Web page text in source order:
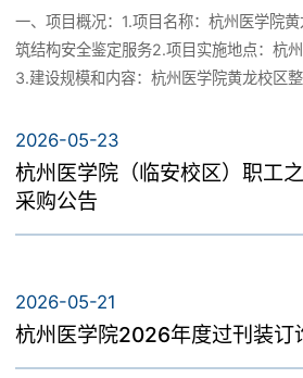
（二）牢固树立“创新服务”理念。将“求真
写入学校章程，制定《关于开展传承“创新
案》，强化创新服务意识。设立校院协同
浙江专项资助项目尽早结题。制定《社会
行）》，充分发挥各平台服务区域生物医
动物中心实现为全省200多家企事业单位
务效能。（三）严格落实“第一议题”学习
实“第一议题”学习制度的实施细则》，确保
不少于2次，并监督指导各级党组织贯彻
时间（2026年7月7日中午12点前）按下
扫描提交（邮件主题：杭州医学院临安二
观绿化工程项目+单位名称）至邮箱：
授权委托书、身份证复印件、联系方式及
明；（二）述标方式：现场PPT汇报+提
时间、地点另行通知。五、公告发布媒介
（https://www.hmc.edu.cn/xxgg/gsgg/
一、项目概况：1.项目名称：杭州医学院
筑结构安全鉴定服务2.项目实施地点：杭
3.建设规模和内容：杭州医学院黄龙校区
幢建筑，保留科技医疗综合楼和5号楼，就
融合大楼、2栋地上6层学生宿舍楼、2栋
层车库（含设备用房）。4.需鉴定建筑概
号：BA202600375三、专门面向中小企业
及数量标项比价内容最高限价01杭州医学
2026-05-23
杭州医学院（临安校区）职工
采购公告
2026-05-21
杭州医学院2026年度过刊装订